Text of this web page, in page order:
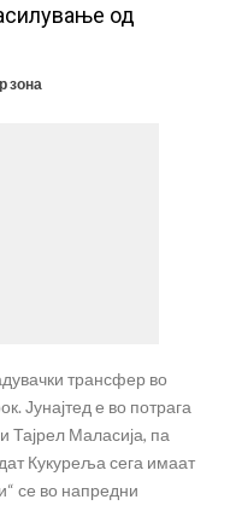
од
зона
трансфер во
Јунајтед е во потрага
Тајрел Маласија, па
Кукуреља сега имаат
се во напредни